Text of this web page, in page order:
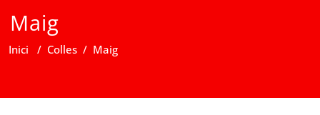
Maig
Inici / Colles / Maig